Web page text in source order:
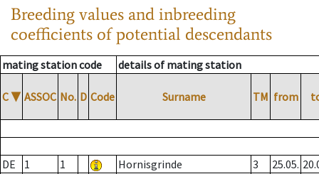
Breeding values and inbreeding
coefficients of potential descendants
mating station code details of mating station
C ▼ ASSOC No. D Code Surname TM from
DE 1 1 Hornisgrinde 3 25.05.